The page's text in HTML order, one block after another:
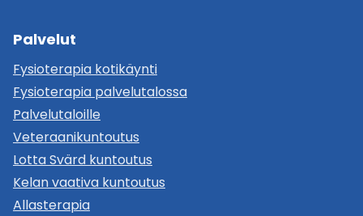
Palvelut
Fysioterapia kotikäynti
Fysioterapia palvelutalossa
Palvelutaloille
Veteraanikuntoutus
Lotta Svärd kuntoutus
Kelan vaativa kuntoutus
Allasterapia